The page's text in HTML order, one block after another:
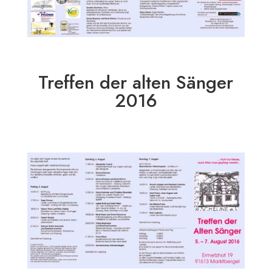
Treffen der alten Sänger
2016